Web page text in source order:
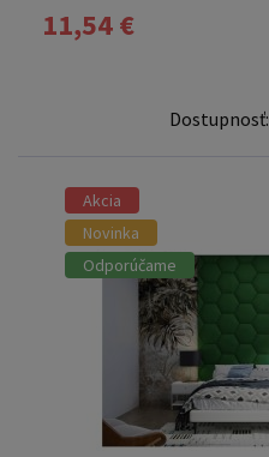
11,54 €
Dostupnosť:
Akcia
Novinka
Odporúčame